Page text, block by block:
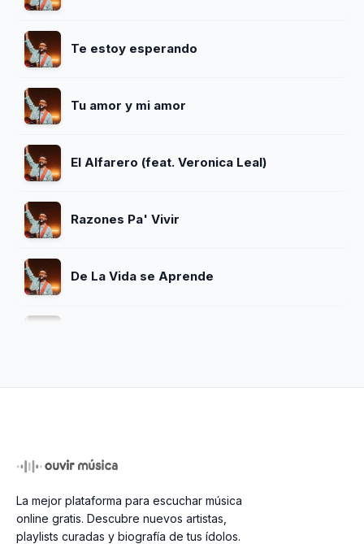
Te estoy esperando
Tu amor y mi amor
El Alfarero (feat. Veronica Leal)
Razones Pa' Vivir
De La Vida se Aprende
Mi Cristo Vive
Manos En Alto
La mejor plataforma para escuchar música
online gratis. Descubre nuevos artistas,
playlists curadas y biografía de tus ídolos.